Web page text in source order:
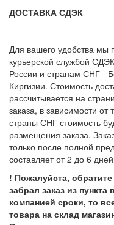
ДОСТАВКА СДЭК
Для вашего удобства мы
курьерской службой
России и странам СНГ -
Киргизии. Стоимость
рассчитывается на
заказа, в зависимости
страны СНГ стоимость
размещения заказа.
только после полной
составляет от 2 до 6
! Пожалуйста,
забрал заказ из
компанией сроки, то
товара на склад